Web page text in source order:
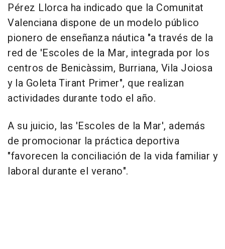
Pérez Llorca ha indicado que la Comunitat
Valenciana dispone de un modelo público
pionero de enseñanza náutica "a través de la
red de 'Escoles de la Mar, integrada por los
centros de Benicàssim, Burriana, Vila Joiosa
y la Goleta Tirant Primer", que realizan
actividades durante todo el año.
A su juicio, las 'Escoles de la Mar', además
de promocionar la práctica deportiva
"favorecen la conciliación de la vida familiar y
laboral durante el verano".